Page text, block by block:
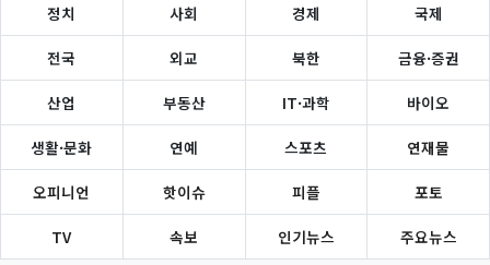
정치 사회 경제 국제
전국 외교 북한 금융·증권
산업 부동산 IT·과학 바이오
생활·문화 연예 스포츠 연재물
오피니언 핫이슈 피플 포토
TV 속보 인기뉴스 주요뉴스